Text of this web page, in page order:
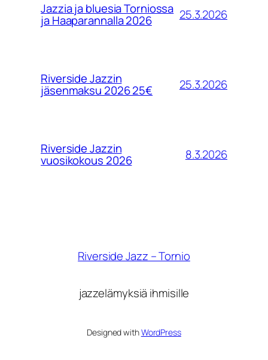
Jazzia ja bluesia Torniossa
ja Haaparannalla 2026 25.3.2026
Riverside Jazzin
jäsenmaksu 2026 25€ 25.3.2026
Riverside Jazzin
vuosikokous 2026 8.3.2026
Riverside Jazz – Tornio
jazzelämyksiä ihmisille
Designed withWordPress